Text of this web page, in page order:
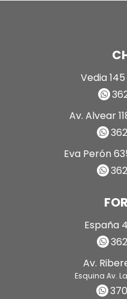
Vedia
Av. Alvear
Eva Perón
España
Av.
Esquina Av.